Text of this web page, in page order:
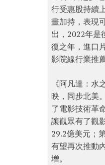
行受惠股持續
畫加持，表現
出，2022年是
復之年，進口
影院線行業推
《阿凡達：水
映，同步北美
了電影技術革
讓觀眾有了觀
29.2億美元；
有望再次推動
增。